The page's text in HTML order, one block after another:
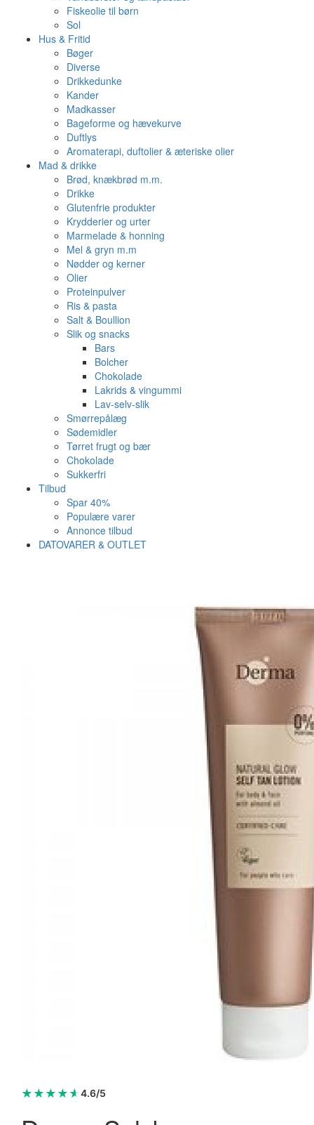
Fiskeolie til børn
Sol
Hus & Fritid
Bøger
Diverse
Drikkedunke
Kander
Madkasser
Bageforme og hævekurve
Duftlys
Aromaterapi, duftolier & æteriske olier
Mad & drikke
Brød, knækbrød m.m.
Drikke
Glutenfrie produkter
Krydderier og urter
Marmelade & honning
Mel & gryn m.m
Nødder og kerner
Olier
Proteinpulver
Ris & pasta
Salt & Boullion
Slik og snacks
Bars
Bolcher
Chokolade
Lakrids & vingummi
Lav-selv-slik
Smørrepålæg
Sødemidler
Tørret frugt og bær
Chokolade
Sukkerfri
Tilbud
Spar 40%
Populære varer
Annonce tilbud
DATOVARER & OUTLET
Varen er nu i kurven ✔
Vi anbefaler dig disse
★ ★ ★ ★★4.6/5